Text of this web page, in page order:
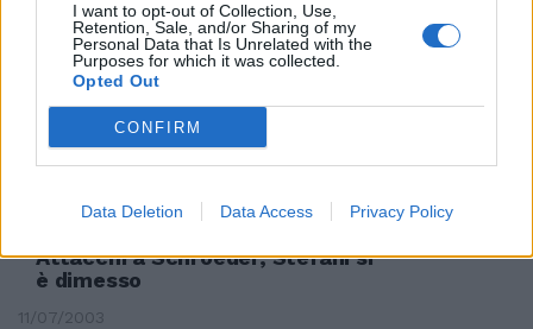
I want to opt-out of Collection, Use,
Retention, Sale, and/or Sharing of my
Personal Data that Is Unrelated with the
Purposes for which it was collected.
Opted Out
CONFIRM
Data Deletion Data Access Privacy Policy
Milva dimessa dopo l'intervento
di appendicite
06/01/2004
Attacchi a Schroeder, Stefani si
è dimesso
11/07/2003